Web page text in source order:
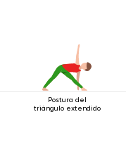
Postura del
triángulo extendido